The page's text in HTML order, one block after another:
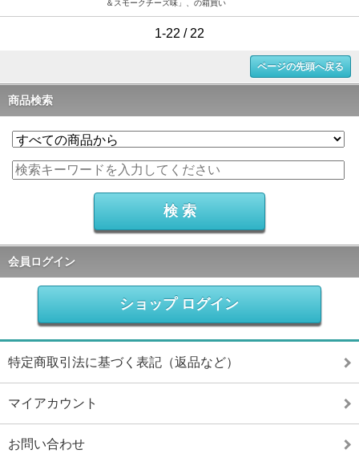
＆スモークチーズ味」、の箱買い
1-22 / 22
ページの先頭へ戻る
商品検索
会員ログイン
ショップ ログイン
特定商取引法に基づく表記（返品など）
マイアカウント
お問い合わせ